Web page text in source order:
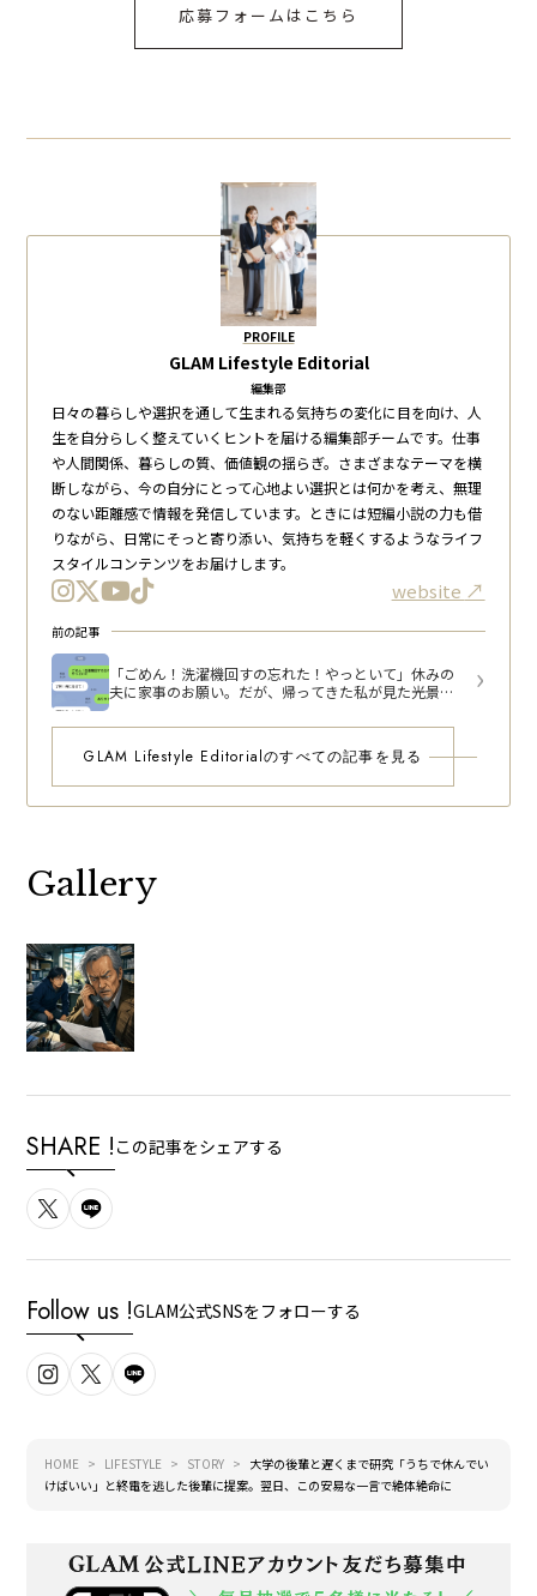
応募フォームはこちら
PROFILE
GLAM Lifestyle Editorial
編集部
日々の暮らしや選択を通して生まれる気持ちの変化に目を向け、人
生を自分らしく整えていくヒントを届ける編集部チームです。仕事
や人間関係、暮らしの質、価値観の揺らぎ。さまざまなテーマを横
断しながら、今の自分にとって心地よい選択とは何かを考え、無理
のない距離感で情報を発信しています。ときには短編小説の力も借
りながら、日常にそっと寄り添い、気持ちを軽くするようなライフ
スタイルコンテンツをお届けします。
website
前の記事
「ごめん！洗濯機回すの忘れた！やっといて」休みの
夫に家事のお願い。だが、帰ってきた私が見た光景に
GLAM Lifestyle Editorialのすべての記事を見る
Gallery
SHARE ! この記事をシェアする
Follow us !GLAM公式SNSをフォローする
HOME LIFESTYLE STORY
大学の後輩と遅くまで研究「うちで休んでい
けばいい」と終電を逃した後輩に提案。翌日、この安易な一言で絶体絶命に